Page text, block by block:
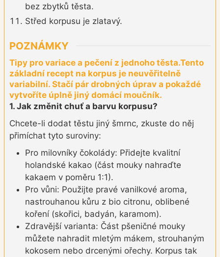
bez zbytků těsta.
Střed korpusu je zlatavý.
POZNÁMKY
Tipy pro variace a pečení z jednoho těsta.Tento
základní recept na korpus je neuvěřitelně
variabilní. Stačí pár drobných úprav a pokaždé
vytvoříte úplně jiný domácí moučník.
1. Jak změnit chuť a barvu korpusu?
Chcete-li dodat těstu jiný šmrnc, zkuste do něj
přimíchat tyto suroviny:
Pro milovníky čokolády: Přidejte kvalitní
holandské kakao (část mouky nahraďte
kakaem v poměru 1:1).
Pro vůni: Použijte pravé vanilkové aroma,
nastrouhanou kůru z bio citronu, oblibené
koření (skořici, badyán, karamom).
Zdravější varianta: Část pšeničné mouky
můžete nahradit mletým mákem, strouhaným
kokosem nebo drcenými ořechy. Korpus tak